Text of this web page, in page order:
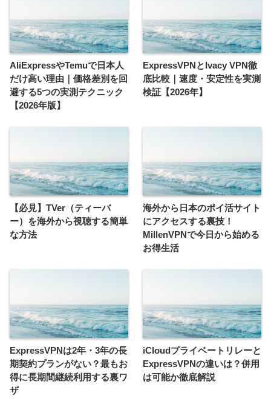
AliExpressやTemuで日本人
だけ高い理由｜価格差別を回
避する5つの実測テクニック
【2026年版】
ExpressVPNとIvacy VPN徹
底比較｜速度・安定性を実測
検証【2026年】
【必見】TVer（ティーバ
ー）を海外から視聴する簡単
な方法
海外から日本のポイ活サイト
にアクセスする裏技！
MillenVPNで今日から始める
お得生活
ExpressVPNは2年・3年の長
期契約プランがない？最もお
得に長期間継続利用する裏ワ
ザ
iCloudプライベートリレーと
ExpressVPNの違いは？併用
は可能か徹底解説